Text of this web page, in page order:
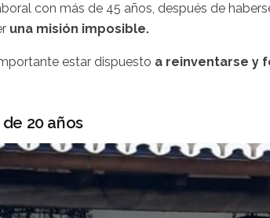
con más de 45 años, después de
una misión imposible.
estar dispuesto a reinventarse y
20 años